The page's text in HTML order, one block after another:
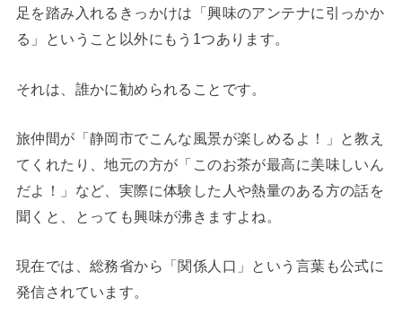
足を踏み入れるきっかけは「興味のアンテナに引っかか
る」ということ以外にもう1つあります。
それは、誰かに勧められることです。
旅仲間が「静岡市でこんな風景が楽しめるよ！」と教え
てくれたり、地元の方が「このお茶が最高に美味しいん
だよ！」など、実際に体験した人や熱量のある方の話を
聞くと、とっても興味が沸きますよね。
現在では、総務省から「関係人口」という言葉も公式に
発信されています。